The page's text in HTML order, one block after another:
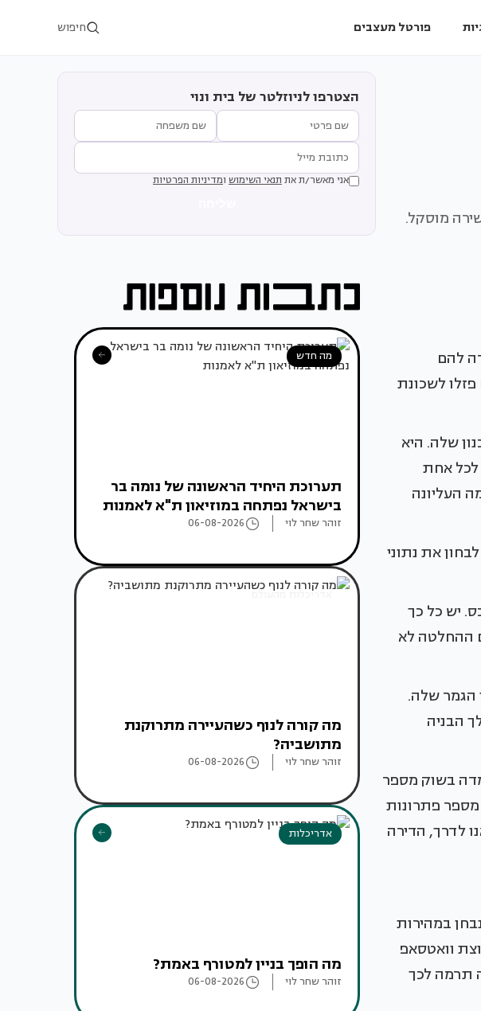
פורטל מעצבים חיפוש
מוסקל.
להם
לשכונת
שלה. היא
לכל אחת
העליונה
את נתוני
יש כל כך
ההחלטה לא
הגמר שלה.
הבניה
בשוק מספר
שבחנו מספר פתרונות
לדרך, הדירה
במהירות
וואטסאפ
תרמה לכך
הצטרפו לניוזלטר של בית ונוי
אני מאשר/ת את תנאי השימוש ומדיניות הפרטיות
מה חדש
תערוכת היחיד הראשונה של נומה בר
בישראל נפתחה במוזיאון ת"א לאמנות
זוהר שחר לוי 06-08-2026
אדריכלות מהעולם
מה קורה לנוף כשהעיירה מתרוקנת
מתושביה?
זוהר שחר לוי 06-08-2026
אדריכלות
מה הופך בניין למטורף באמת?
זוהר שחר לוי 06-08-2026